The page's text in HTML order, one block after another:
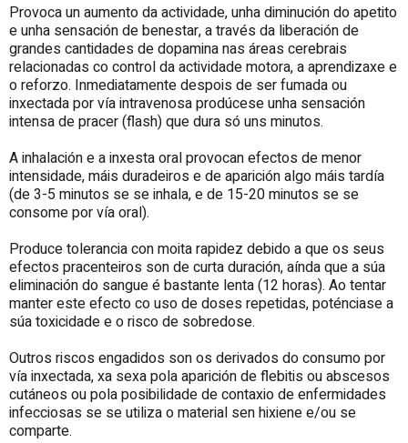
Provoca un aumento da actividade, unha diminución do apetito
e unha sensación de benestar, a través da liberación de
grandes cantidades de dopamina nas áreas cerebrais
relacionadas co control da actividade motora, a aprendizaxe e
o reforzo. Inmediatamente despois de ser fumada ou
inxectada por vía intravenosa prodúcese unha sensación
intensa de pracer (flash) que dura só uns minutos.
A inhalación e a inxesta oral provocan efectos de menor
intensidade, máis duradeiros e de aparición algo máis tardía
(de 3-5 minutos se se inhala, e de 15-20 minutos se se
consome por vía oral).
Produce tolerancia con moita rapidez debido a que os seus
efectos pracenteiros son de curta duración, aínda que a súa
eliminación do sangue é bastante lenta (12 horas). Ao tentar
manter este efecto co uso de doses repetidas, poténciase a
súa toxicidade e o risco de sobredose.
Outros riscos engadidos son os derivados do consumo por
vía inxectada, xa sexa pola aparición de flebitis ou abscesos
cutáneos ou pola posibilidade de contaxio de enfermidades
infecciosas se se utiliza o material sen hixiene e/ou se
comparte.